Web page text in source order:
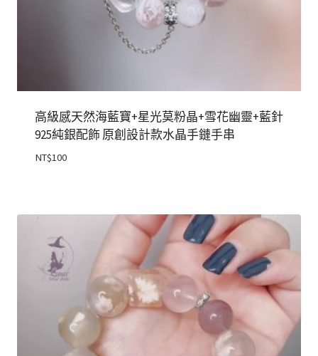
高級感天然海藍寶+星光莫粉晶+雪花幽靈+藍針
925純銀配飾 原創設計款水晶手鏈手串
NT$100